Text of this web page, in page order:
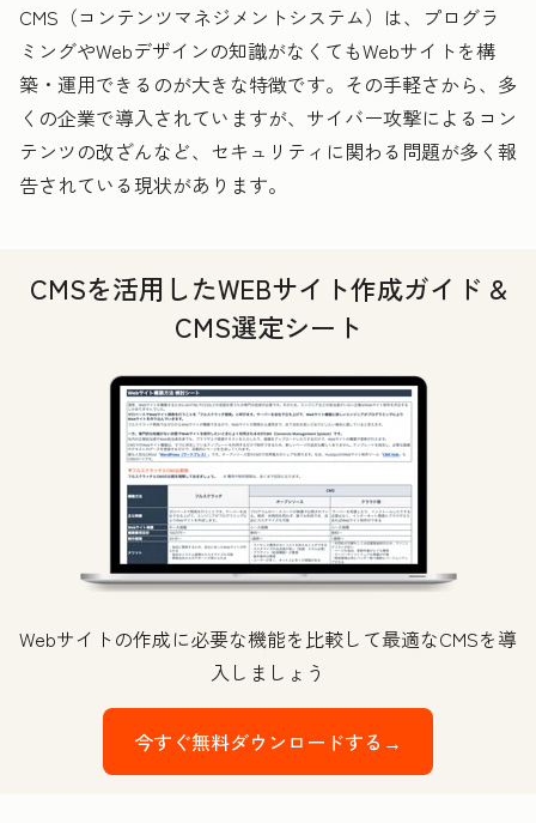
CMS（コンテンツマネジメントシステム）は、プログラ
ミングやWebデザインの知識がなくてもWebサイトを構
築・運用できるのが大きな特徴です。その手軽さから、多
くの企業で導入されていますが、サイバー攻撃によるコン
テンツの改ざんなど、セキュリティに関わる問題が多く報
告されている現状があります。
CMSを活用したWEBサイト作成ガイド &
CMS選定シート
Webサイトの作成に必要な機能を比較して最適なCMSを導
入しましょう
今すぐ無料ダウンロードする→